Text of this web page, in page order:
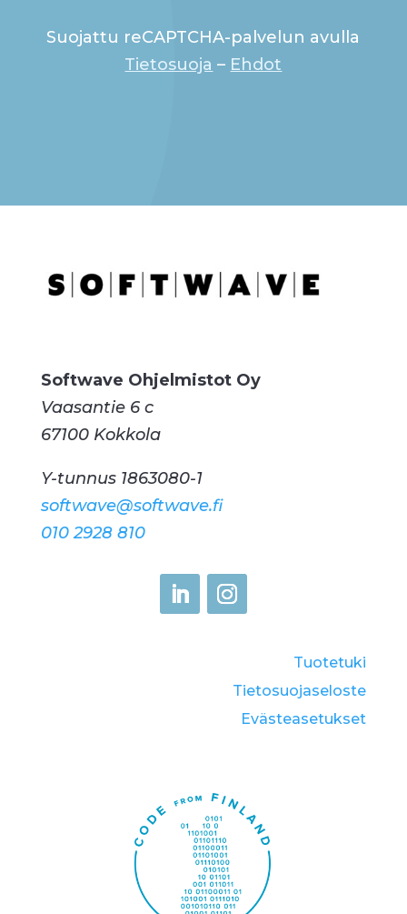
Suojattu reCAPTCHA-palvelun avulla
Tietosuoja – Ehdot
Softwave Ohjelmistot Oy
Vaasantie 6 c
67100 Kokkola
Y-tunnus 1863080-1
softwave@softwave.fi
010 2928 810
Tuotetuki
Tietosuojaseloste
Eväste­asetukset